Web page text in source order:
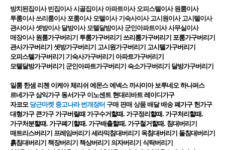
방치된집이사 빈집이사 시골집이사 아파트이사 오피스텔이사 원룸이사
투룸이사 쓰리룸이사 포룸이사 모텔이사 기숙사이사 고시원이사 고시텔이사
관사이사 셋방이사 달방이사 모텔달방이사 군인아파트이사 사무실이사
매장이사원룸가구버리기 투룸가구버리기 쓰리룸가구버리기 포룸가구버리기
관사가구버리기 셋방가구버리기 고시원가구버리기 고시텔가구버리기
오피스텔가구버리기 기숙사가구버리기 아파트가구버리기
모텔달방가구버리기 군인아파트가구버리기 숙소가구버리기 달방가구버리기
일룸 한샘 리첸 이케아 체리쉬 에몬스 에넥스 까사미아 보루네오 하나퍼스
르네가구 삼익가구 동서가구 이노센트 현대리바트 레이디가구
자코모 당근마켓 중고나라 번개장터 구매 판매 상품 배달 배송폐가구 헌가구
대형가구 큰가구 가구버릴때 가구수거할때. 가구정리할때. 가구처리할때.
가구처분할때. 가구폐기할때. 가구배출할때. 가구철거할때. 침대버리기
매트리스버리기 프레임버리기 세라믹침대버리기 옥침대버리기 돌침대버리기
흙침대버리기 책장버리기 책상버리기 의자버리기 식탁버리기